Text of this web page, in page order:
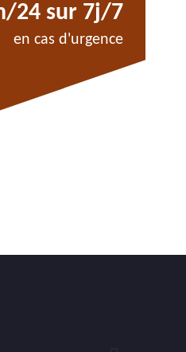
24 sur 7j/7
en cas d'urgence